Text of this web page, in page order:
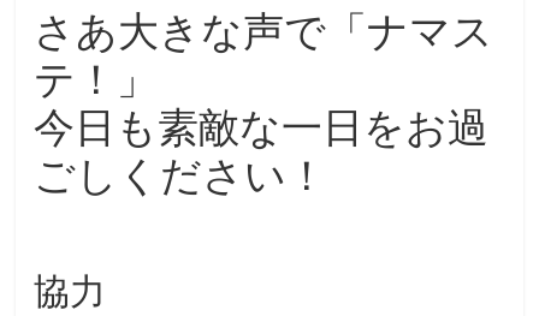
さあ大きな声で「ナマス
テ！」
今日も素敵な一日をお過
ごしください！
協力